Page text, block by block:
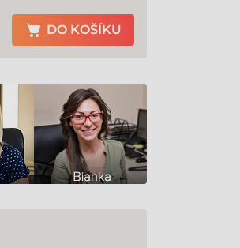
DO KOŠÍKU